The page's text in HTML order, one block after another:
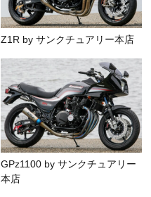
Z1R by サンクチュアリー本店
GPz1100 by サンクチュアリー
本店